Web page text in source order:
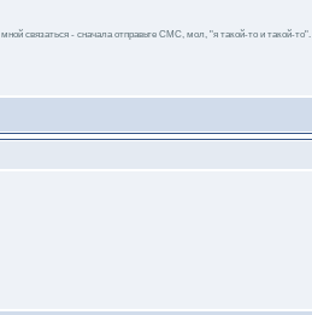
связаться - сначала отправьте СМС, мол, "я такой-то и такой-то".